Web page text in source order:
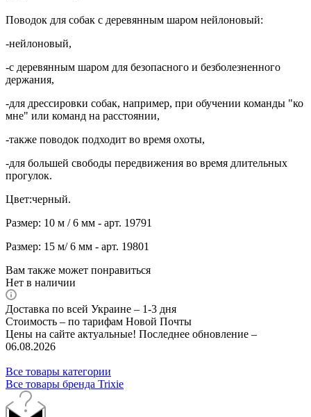
Поводок для собак с деревянным шаром нейлоновый:
-нейлоновый,
-с деревянным шаром для безопасного и безболезненного
держания,
-для дрессировки собак, например, при обучении команды "ко
мне" или команд на расстоянии,
-также поводок подходит во время охоты,
-для большей свободы передвижения во время длительных
прогулок.
Цвет:черный.
Размер: 10 м / 6 мм - арт. 19791
Размер: 15 м/ 6 мм - арт. 19801
Вам также может понравиться
Нет в наличии
Доставка по всей Украине – 1-3 дня
Стоимость – по тарифам Новой Почты
Цены на сайте актуальные! Последнее обновление –
06.08.2026
Все товары категории
Все товары бренда Trixie